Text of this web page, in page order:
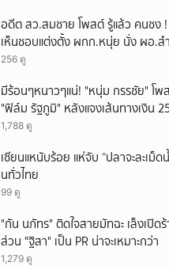
อดีต สว.สมชาย โพสต์ รู้แล้ว คนชง
เห็นชอบแต่งตั้ง ผกก.หนุ่ย นั่ง ผอ.ส
ป.ย.ป.
256 ดู
มีร้อนๆหนาวๆแน่! "หนุ่ม กรรชัย" โพ
"ฟิล์ม รัฐภูมิ" หลังแจงเส้นทางเงิน
1,788 ดู
เซียนแหนับร้อย แห่จับ “ปลาจะละเม็ด
นทั่วไทย
99 ดู
"กัน นภัทร" ติดใจสายมัทฉะ เล็งเปิด
ส่วน "ฐิสา" เป็น PR น่าจะเหมาะกว่า
1,279 ดู